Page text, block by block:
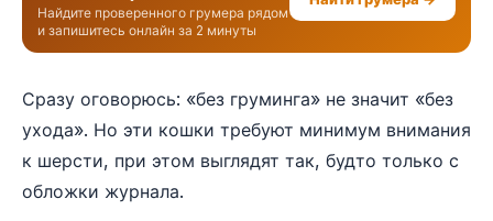
Найдите проверенного грумера рядом
и запишитесь онлайн за 2 минуты
Сразу оговорюсь: «без груминга» не значит «без
ухода». Но эти кошки требуют минимум внимания
к шерсти, при этом выглядят так, будто только с
обложки журнала.